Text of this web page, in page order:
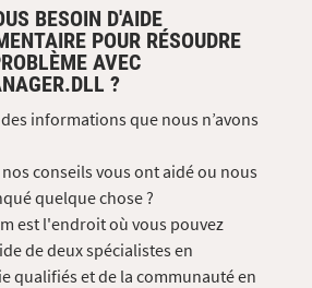
BESOIN D'AIDE
POUR RÉSOUDRE
AVEC
?
informations que nous n’avons
nos conseils vous ont aidé ou nous
quelque chose ?
est l'endroit où vous pouvez
de deux spécialistes en
qualifiés et de la communauté en